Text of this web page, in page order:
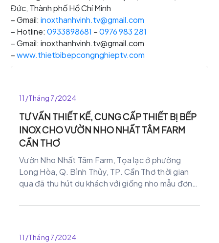
Đức, Thành phố Hồ Chí Minh
– Gmail: inoxthanhvinh.tv@gmail.com
– Hotline: 0933898681 –0976 983 281
– Gmail: inoxthanhvinh.tv@gmail.com
–www.thietbibepcongnghieptv.com
11/Tháng 7/2024
TƯ VẤN THIẾT KẾ, CUNG CẤP THIẾT BỊ BẾP
INOX CHO VƯỜN NHO NHẤT TÂM FARM
CẦN THƠ
Vườn Nho Nhất Tâm Farm, Tọa lạc ở phường
Long Hòa, Q. Bình Thủy, TP. Cần Thơ thời gian
qua đã thu hút du khách với giống nho mẫu đơn.
trong nhà kín.
11/Tháng 7/2024